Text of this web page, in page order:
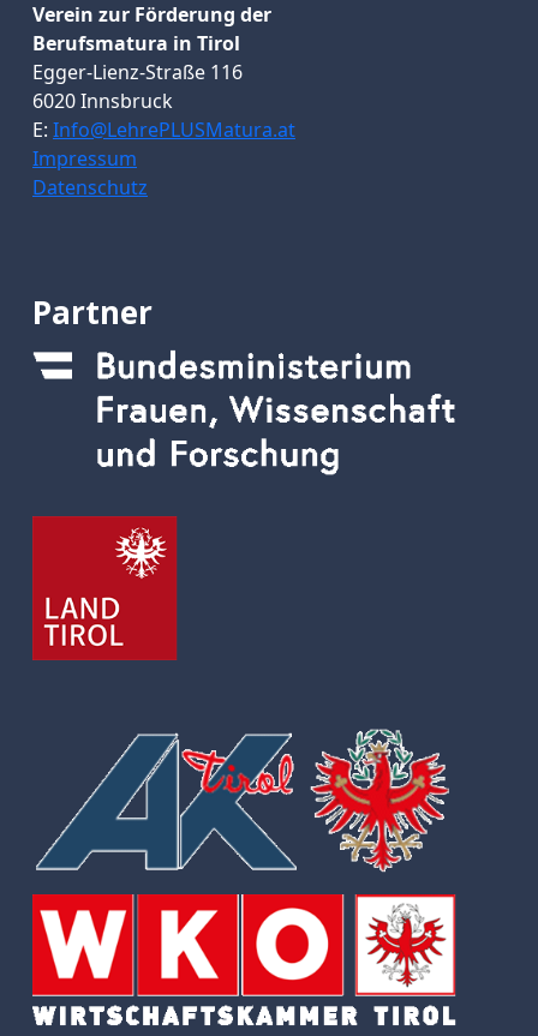
Verein zur Förderung der
Berufsmatura in Tirol
Egger-Lienz-Straße 116
6020 Innsbruck
E: Info@LehrePLUSMatura.at
Impressum
Datenschutz
Partner